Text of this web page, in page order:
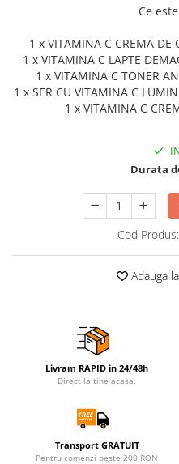
Ce
1 x VITAMINA C CREMA DE
1 x VITAMINA C LAPTE
1 x VITAMINA C TONER
1 x SER CU VITAMINA C
1 x VITAMINA C
Durata
Cod Produs:
Adauga
Livram RAPID in 24/48h
Direct la tine acasa.
Transport GRATUIT
Pentru comenzi peste 200 RON